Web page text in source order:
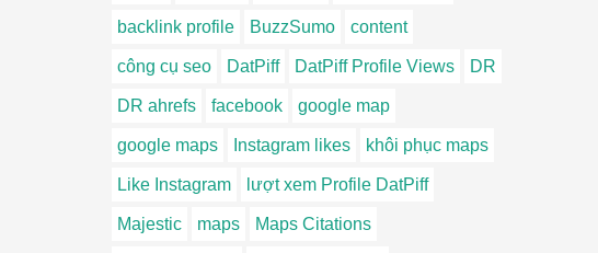
backlink profile BuzzSumo content
công cụ seo DatPiff DatPiff Profile Views DR
DR ahrefs facebook google map
google maps Instagram likes khôi phục maps
Like Instagram lượt xem Profile DatPiff
Majestic maps Maps Citations